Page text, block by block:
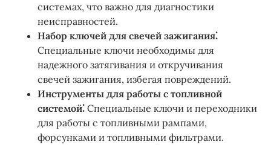
системах, что важно для диагностики
неисправностей.
Набор ключей для свечей зажигания⁚
Специальные ключи необходимы для
надежного затягивания и откручивания
свечей зажигания, избегая повреждений.
Инструменты для работы с топливной
системой⁚ Специальные ключи и переходники
для работы с топливными рампами,
форсунками и топливными фильтрами.